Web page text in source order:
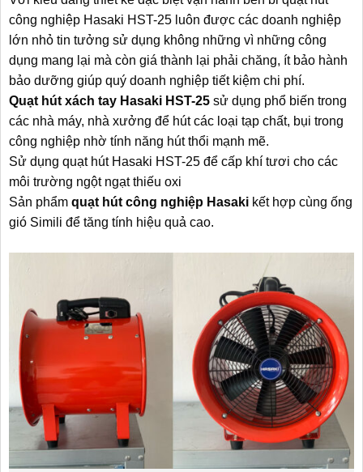
công nghiệp Hasaki HST-25 luôn được các doanh nghiệp
lớn nhỏ tin tưởng sử dụng không những vì những công
dụng mang lại mà còn giá thành lại phải chăng, ít bảo hành
bảo dưỡng giúp quý doanh nghiệp tiết kiệm chi phí.
Quạt hút xách tay Hasaki HST-25 sử dụng phổ biến trong
các nhà máy, nhà xưởng để hút các loại tạp chất, bụi trong
công nghiệp nhờ tính năng hút thổi mạnh mẽ.
Sử dụng quạt hút Hasaki HST-25 để cấp khí tươi cho các
môi trường ngột ngạt thiếu oxi
Sản phẩm quạt hút công nghiệp Hasaki kết hợp cùng ống
gió Simili để tăng tính hiệu quả cao.